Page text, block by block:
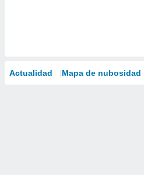
Actualidad Mapa de nubosidad